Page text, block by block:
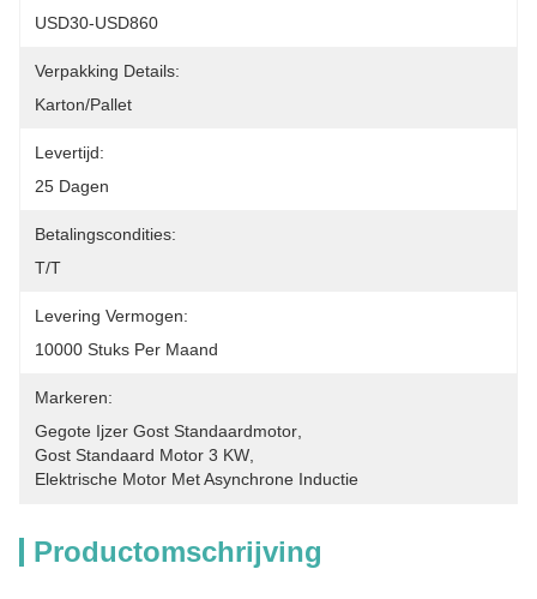
USD30-USD860
Verpakking Details:
Karton/pallet
Levertijd:
25 Dagen
Betalingscondities:
T/T
Levering Vermogen:
10000 Stuks Per Maand
Markeren:
Gegote Ijzer Gost Standaardmotor
Gost Standaard Motor 3 KW
Elektrische Motor Met Asynchrone Inductie
Productomschrijving